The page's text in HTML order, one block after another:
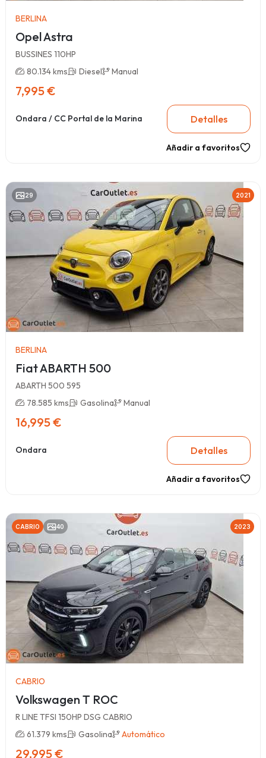
BERLINA
Opel Astra
BUSSINES 110HP
80.134 kms
Diesel Manual
7,995 €
Ondara / CC Portal de la Marina Detalles
Añadir a favoritos
29 2021
BERLINA
Fiat ABARTH 500
ABARTH 500 595
78.585 kms
Gasolina Manual
16,995 €
Ondara Detalles
Añadir a favoritos
CABRIO 40 2023
CABRIO
Volkswagen T ROC
R LINE TFSI 150HP DSG CABRIO
61.379 kms
Gasolina Automático
29,995 €